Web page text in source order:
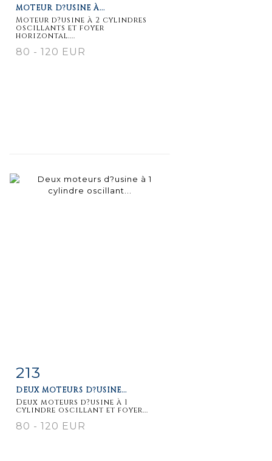
MOTEUR D?USINE À...
Moteur d?usine à 2 cylindres
oscillants et foyer
horizontal....
80 - 120 EUR
213
DEUX MOTEURS D?USINE...
Deux moteurs d?usine à 1
cylindre oscillant et foyer...
80 - 120 EUR